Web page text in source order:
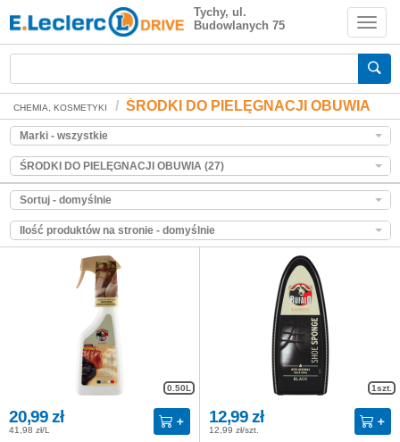
ŚRODKI DO PIELĘGNACJI OBUWIA
Zakupy spożywcze online
Tychy, ul.
Budowlanych 75
CHEMIA, KOSMETYKI ŚRODKI DO PIELĘGNACJI OBUWIA
Marki - wszystkie
ŚRODKI DO PIELĘGNACJI OBUWIA (27)
Sortuj - domyślnie
Ilość produktów na stronie - domyślnie
0.50L
20,99 zł
41,98 zł/L
1szt.
12,99 zł
12,99 zł/szt.